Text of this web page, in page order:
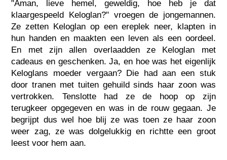
"Aman, lieve hemel, geweldig, hoe heb je dat
klaargespeeld Keloglan?" vroegen de jongemannen.
Ze zetten Keloglan op een ereplek neer, klapten in
hun handen en maakten een leven als een oordeel.
En met zijn allen overlaadden ze Keloglan met
cadeaus en geschenken. Ja, en hoe was het eigenlijk
Keloglans moeder vergaan? Die had aan een stuk
door tranen met tuiten gehuild sinds haar zoon was
vertrokken. Tenslotte had ze de hoop op zijn
terugkeer opgegeven en was in de rouw gegaan. Je
begrijpt dus wel hoe blij ze was toen ze haar zoon
weer zag, ze was dolgelukkig en richtte een groot
leest voor hem aan.